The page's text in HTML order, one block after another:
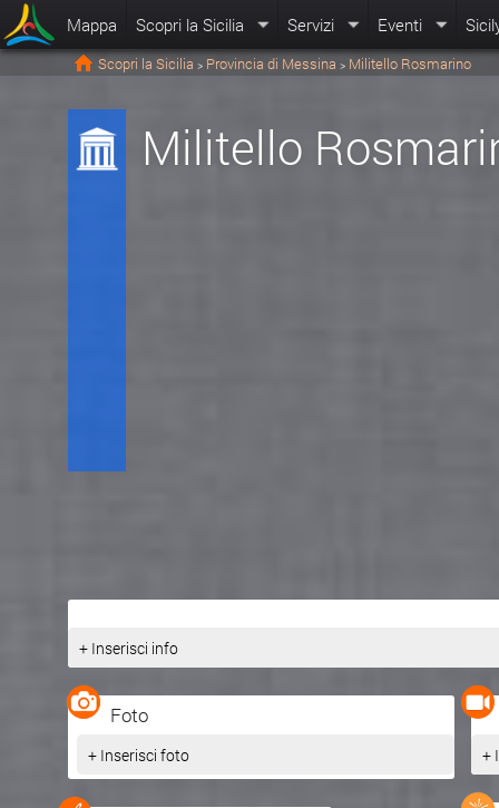
Mappa Scopri la Sicilia Servizi Eventi
Scopri la Sicilia > Provincia di Messina > Militello Rosmarino
Militello
+ Inserisci info
Foto
+ Inserisci foto +